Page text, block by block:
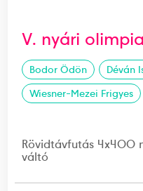
V. nyári
Bodor Ödön Déván
Wiesner-Mezei Frigyes
Rövidtávfutás 4x400
váltó